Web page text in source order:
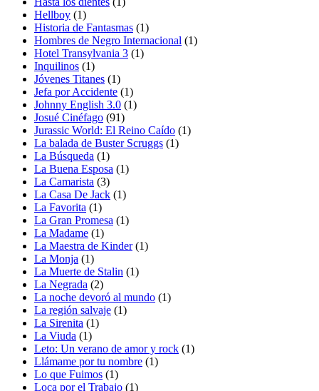
Hellboy (1)
Historia de Fantasmas (1)
Hombres de Negro Internacional (1)
Hotel Transylvania 3 (1)
Inquilinos (1)
Jóvenes Titanes (1)
Jefa por Accidente (1)
Johnny English 3.0 (1)
Josué Cinéfago (91)
Jurassic World: El Reino Caído (1)
La balada de Buster Scruggs (1)
La Búsqueda (1)
La Buena Esposa (1)
La Camarista (3)
La Casa De Jack (1)
La Favorita (1)
La Gran Promesa (1)
La Madame (1)
La Maestra de Kinder(1)
La Monja (1)
La Muerte de Stalin (1)
La Negrada (2)
La noche devoró al mundo (1)
La región salvaje (1)
La Sirenita (1)
La Viuda (1)
Leto: Un verano de amor y rock (1)
Llámame por tu nombre (1)
Lo que Fuimos (1)
Loca por el Trabajo (1)